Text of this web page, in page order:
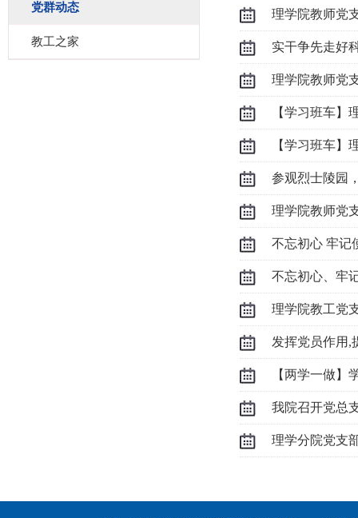
党群动态
教工之家
理学院教师党
理学院教师党
【学习班车】
【学习班车】
参观烈士陵园
理学院教师党
不忘初心 牢记
不忘初心、牢
理学院教工党
【两学一做
我院召开党总
理学分院党支